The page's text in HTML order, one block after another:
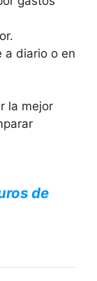
a diario o en
la mejor
de